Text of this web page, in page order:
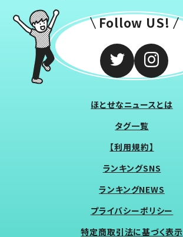
Follow US!
ほとせなニュースとは
タグ一覧
【利用規約】
ランキングSNS
ランキングNEWS
プライバシーポリシー
特定商取引法に基づく表示